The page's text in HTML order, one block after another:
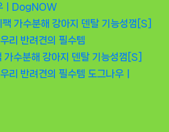
ㅣDogNOW
가수분해 강아지 덴탈 기능성껌[S]
리 반려견의 필수템 도그나우ㅣ